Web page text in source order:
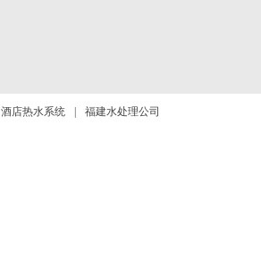
酒店热水系统 福建水处理公司